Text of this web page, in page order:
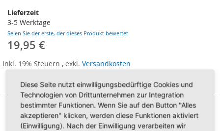
springen
Lieferzeit
3-5 Werktage
Seien Sie der erste, der dieses Produkt bewertet
19,95 €
Inkl. 19% Steuern , exkl. Versandkosten
Artikel Nr
GS0004-Logo+SchriftzugMSC-schwarz
Größe
Diese Seite nutzt einwilligungsbedürftige Cookies und
Technologien von Drittunternehmen zur Integration
bestimmter Funktionen. Wenn Sie auf den Button "Alles
akzeptieren" klicken, werden diese Funktionen aktiviert
(Einwilligung). Nach der Einwilligung verarbeiten wir